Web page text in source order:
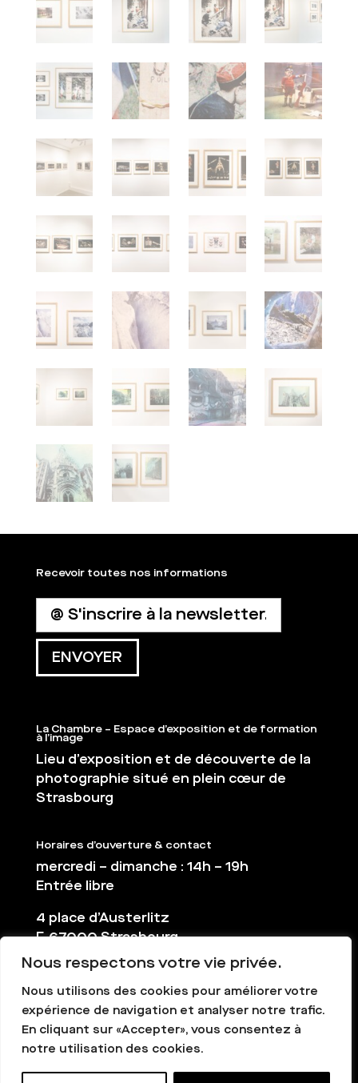
Nous respectons votre vie privée.
Nous utilisons des cookies pour améliorer votre
expérience de navigation et analyser notre trafic.
En cliquant sur «Accepter», vous consentez à
notre utilisation des cookies.
Recevoir toutes nos informations
La Chambre – Espace d’exposition et de formation
à l’image
Lieu d’exposition et de découverte de la
photographie situé en plein cœur de
Strasbourg
Horaires d’ouverture & contact
mercredi – dimanche : 14h – 19h
Entrée libre
4 place d’Austerlitz
F-67000 Strasbourg
03 88 36 65 38
contact@la-chambre.org